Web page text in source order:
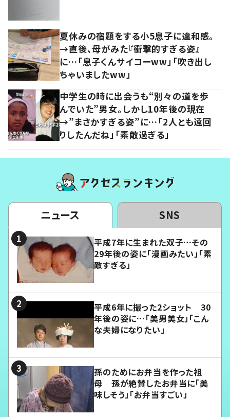
夏休みの宿題をする小5息子に違和感。
→直後、母がみた『衝撃的すぎる姿』
に…「息子くんサイコーww」「吹き出し
ちゃいましたww」
中学生の時に出会うも“別々の道を歩
んでいた”男女。しかし10年後の現在
→”まさかすぎる姿”に…「2人とも遠回
りしたんだね」「素敵過ぎる」
ニュース SNS
平成7年に生まれた双子…その
29年後の姿に「漫画みたい」「素
敵すぎる」
平成6年に撮った2ショット 30
年後の姿に…「美男美女」「こん
な夫婦になりたい」
孫のためにお弁当を作った祖
母 孫が絶賛したお弁当に「美
味しそう」「お弁当すごい」